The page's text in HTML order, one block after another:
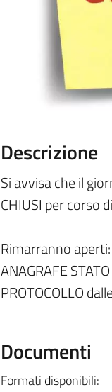
Descrizione
Si avvisa che il
CHIUSI per corso
Rimarranno aperti:
ANAGRAFE
PROTOCOLLO
Documenti
Formati disponibili: